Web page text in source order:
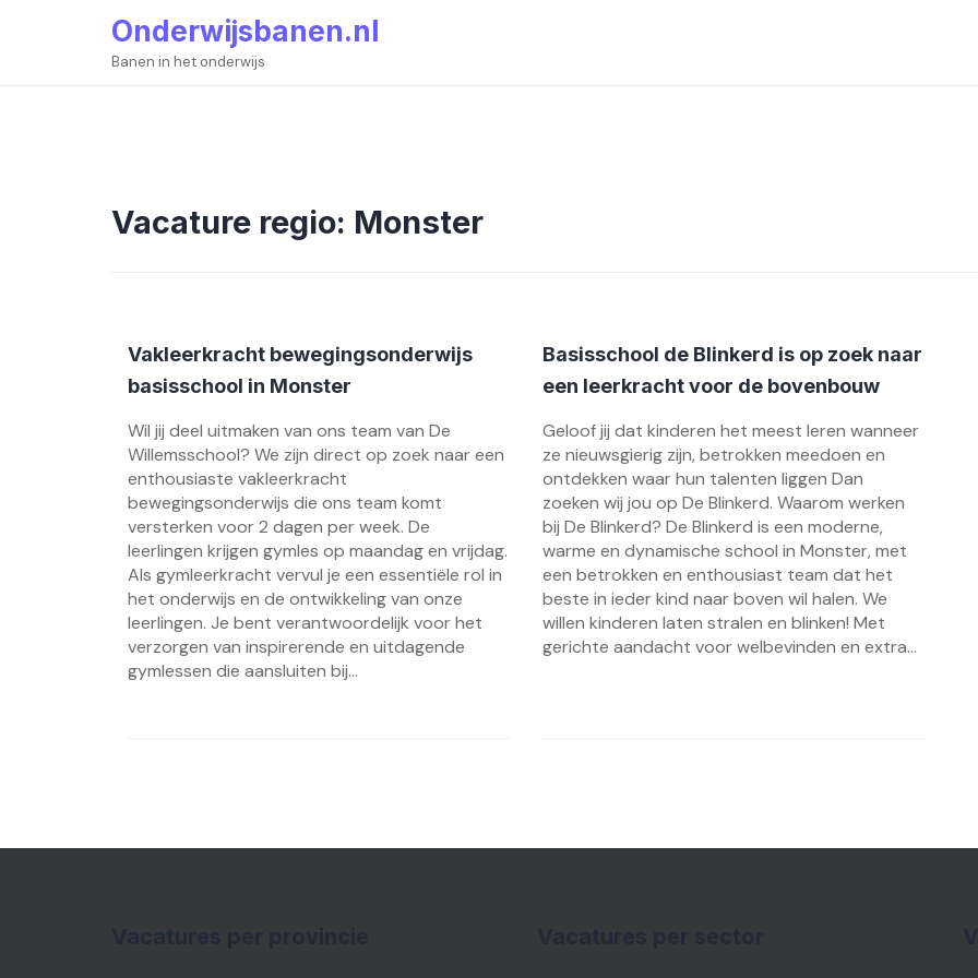
Onderwijsbanen.nl
Banen in het onderwijs
Vacature regio: Monster
Vakleerkracht bewegingsonderwijs
basisschool in Monster
Wil jij deel uitmaken van ons team van De
Willemsschool? We zijn direct op zoek naar een
enthousiaste vakleerkracht
bewegingsonderwijs die ons team komt
versterken voor 2 dagen per week. De
leerlingen krijgen gymles op maandag en vrijdag.
Als gymleerkracht vervul je een essentiële rol in
het onderwijs en de ontwikkeling van onze
leerlingen. Je bent verantwoordelijk voor het
verzorgen van inspirerende en uitdagende
gymlessen die aansluiten bij...
Basisschool de Blinkerd is op zoek naar
een leerkracht voor de bovenbouw
Geloof jij dat kinderen het meest leren wanneer
ze nieuwsgierig zijn, betrokken meedoen en
ontdekken waar hun talenten liggen Dan
zoeken wij jou op De Blinkerd. Waarom werken
bij De Blinkerd? De Blinkerd is een moderne,
warme en dynamische school in Monster, met
een betrokken en enthousiast team dat het
beste in ieder kind naar boven wil halen. We
willen kinderen laten stralen en blinken! Met
gerichte aandacht voor welbevinden en extra...